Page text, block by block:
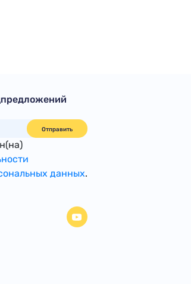
Отправить
данных.